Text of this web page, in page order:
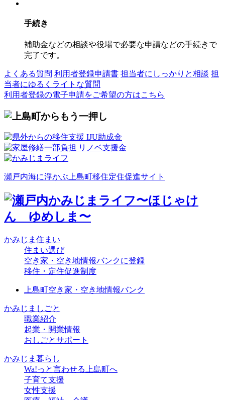
手続き
補助金などの相談や役場で必要な申請などの手続きで
完了です。
よくある質問 利用者登録申請書 担当者にしっかりと相談 担
当者にゆるくライトな質問
利用者登録の電子申請をご希望の方はこちら
瀬戸内海に浮かぶ上島町移住定住促進サイト
かみじま住まい
住まい選び
空き家・空き地情報バンクに登録
移住・定住促進制度
上島町空き家・空き地情報バンク
かみじましごと
職業紹介
起業・開業情報
おしごとサポート
かみじま暮らし
Wa!っと言わせる上島町へ
子育て支援
女性支援